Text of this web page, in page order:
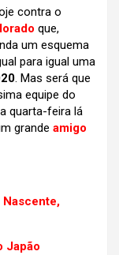
contra o
que,
um esquema
para igual uma
. Mas será que
equipe do
quarta-feira lá
grande amigo
Nascente,
Japão